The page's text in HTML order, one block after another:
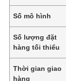
Số mô hình
Số lượng đặt
hàng tối thiểu
Thời gian giao
hàng